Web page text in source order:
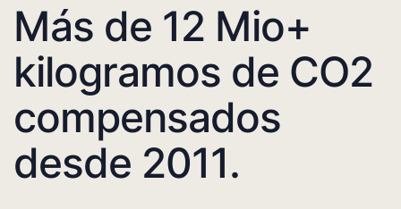
Más de 12 Mio+
kilogramos de CO2
compensados
desde 2011.